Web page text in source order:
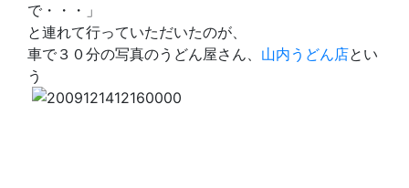
で・・・」
と連れて行っていただいたのが、
車で３０分の写真のうどん屋さん、 山内うどん店とい
う